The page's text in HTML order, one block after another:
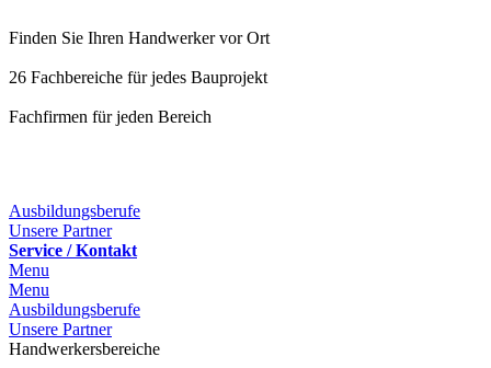
Finden Sie Ihren Handwerker vor Ort
26 Fachbereiche für jedes Bauprojekt
Fachfirmen für jeden Bereich
Ausbildungsberufe
Unsere Partner
Service / Kontakt
Menu
Menu
Ausbildungsberufe
Unsere Partner
Handwerkersbereiche